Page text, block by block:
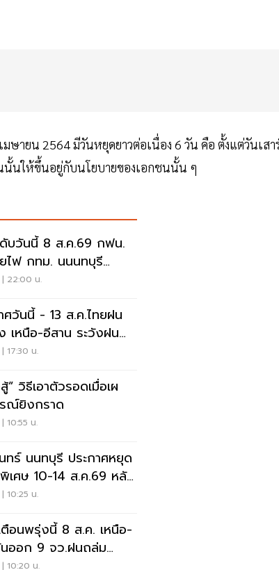
ษายน 2564 มีวันหยุดยาวต่อเนื่อง 6 วัน คือ ตั้งแต่วันเส
นให้ขึ้นอยู่กับนโยบายของเอกชนนั้น ๆ
บวันนี้ 8 ส.ค.69 กฟน.
ไฟ กทม. นนนทบุรี
าร
22:00 น.
ศวันนี้ - 13 ส.ค.ไทยฝน
เหนือ-อีสาน ระวังฝน
างแห่ง
17:30 น.
อเผ
ณ์ยิงกราด
10:55 น.
ทร์ นนทบุรี ประกาศหยุด
เศษ 10-14 ส.ค.69 หลัง
ง
10:25 น.
อนพรุ่งนี้ 8 ส.ค. เหนือ-
ออก 9 จว.ฝนถล่ม
ฉับพลัน
10:20 น.